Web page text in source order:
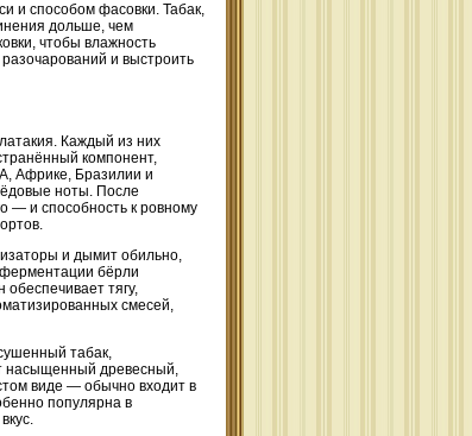
и способом фасовки. Табак,
дольше, чем
чтобы влажность
и выстроить
Каждый из них
компонент,
Африке, Бразилии и
ноты. После
— и способность к ровному
и дымит обильно,
ферментации бёрли
тягу,
смесей,
табак,
насыщенный древесный,
виде — обычно входит в
популярна в